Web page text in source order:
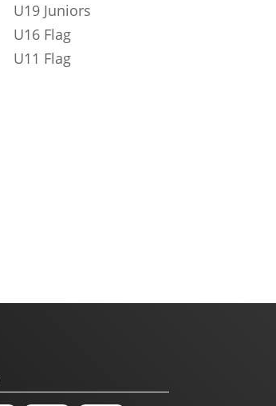
U19 Juniors
U16 Flag
U11 Flag